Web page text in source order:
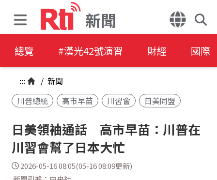
新聞
總覽 #漢光42號演習 財經 國際
::: / 新聞
川普總統
高市早苗 川習會 日美同盟
日美領袖通話 高市早苗：川普在
川習會幫了日本大忙
2026-05-16 08:05(05-16 08:09更新)